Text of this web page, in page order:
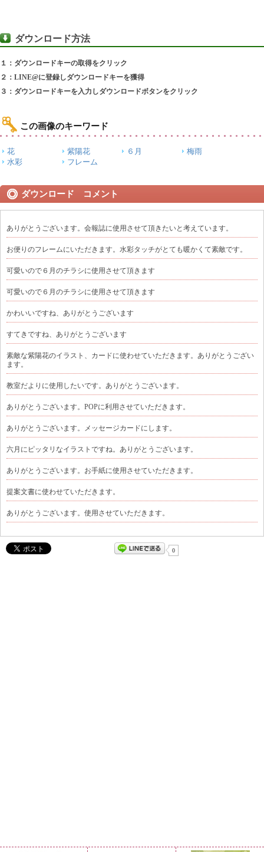
ダウンロード方法
１：ダウンロードキーの取得をクリック
２：LINE@に登録しダウンロードキーを獲得
３：ダウンロードキーを入力しダウンロードボタンをクリック
この画像のキーワード
花 紫陽花 ６月
梅雨
水彩
フレーム
ダウンロード コメント
ありがとうございます。会報誌に使用させて頂きたいと考えています。
お便りのフレームにいただきます。水彩タッチがとても暖かくて素敵です。
可愛いので６月のチラシに使用させて頂きます
可愛いので６月のチラシに使用させて頂きます
かわいいですね、ありがとうございます
すてきですね、ありがとうございます
素敵な紫陽花のイラスト、カードに使わせていただきます。ありがとうござい
ます。
教室だよりに使用したいです。ありがとうございます。
ありがとうございます。POPに利用させていただきます。
ありがとうございます。メッセージカードにします。
六月にピッタリなイラストですね。ありがとうございます。
ありがとうございます。お手紙に使用させていただきます。
提案文書に使わせていただきます。
ありがとうございます。使用させていただきます。
0